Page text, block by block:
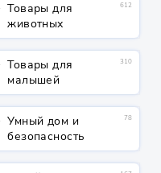
Товары для
животных
612
Товары для
малышей
310
Умный дом и
безопасность
78